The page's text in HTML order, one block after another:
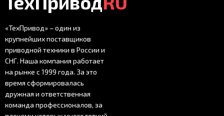
«ТехПривод» – один из
крупнейших поставщиков
приводной техники в России и
СНГ. Наша компания работает
на рынке с 1999 года. За это
время сформировалась
дружная и ответственная
команда профессионалов, за